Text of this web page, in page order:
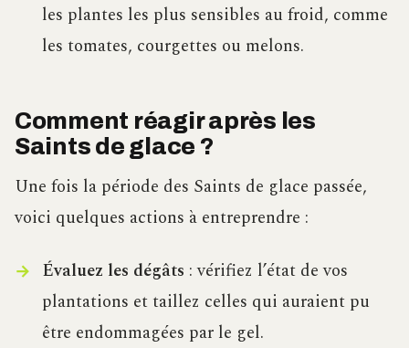
les plantes les plus sensibles au froid, comme
les tomates, courgettes ou melons.
Comment réagir après les
Saints de glace ?
Une fois la période des Saints de glace passée,
voici quelques actions à entreprendre :
Évaluez les dégâts : vérifiez l’état de vos
plantations et taillez celles qui auraient pu
être endommagées par le gel.